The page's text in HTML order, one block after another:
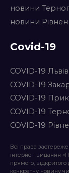
новини
новини
Covid-19
COVID-19
COVID-19
COVID-19
COVID-19
COVID-19
Всі права
інтернет-видання
прямого,
конкретну новину